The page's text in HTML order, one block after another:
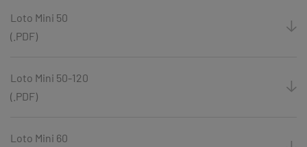
Loto Mini 50
(.PDF)
Loto Mini 50-120
(.PDF)
Loto Mini 60